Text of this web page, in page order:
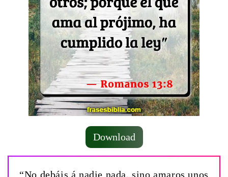
Download
“No debáis á nadie nada, sino amaros unos